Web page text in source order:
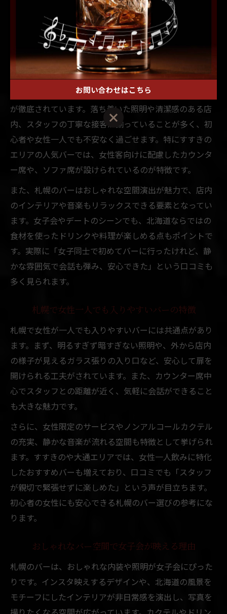
女子同士でも安心な札幌バーの選
女子が安心して楽しめる札幌のバー雰囲気とは
札幌のバーには、女子が安心して楽しめる雰囲気づくり
が徹底されています。落ち着いた照明や清潔感のある店
内、スタッフの丁寧な接客が揃っていることが多く、初
心者や女性一人でも不安なく過ごせます。特にすすきの
エリアの人気バーでは、女性客向けに配慮したカウンタ
ー席や、ソファ席が設けられているのが特徴です。
また、札幌のバーはおしゃれな空間演出が魅力で、店内
のインテリアや音楽もリラックスできる要素となってい
ます。女子会やデートのシーンでも、北海道ならではの
食材を使ったドリンクや料理が楽しめる点もポイントで
す。実際に「女子同士で初めてバーに行ったけれど、静
かな雰囲気で会話も弾み、安心できた」という口コミも
多く見られます。
札幌で女性一人でも入りやすいバーの特徴
札幌で女性が一人でも入りやすいバーには共通点があり
ます。まず、明るすぎず暗すぎない照明や、外から店内
の様子が見えるガラス張りの入り口など、安心して扉を
開けられる工夫がされています。また、カウンター席中
心でスタッフとの距離が近く、気軽に会話ができること
も大きな魅力です。
さらに、女性限定のサービスやノンアルコールカクテル
の充実、静かな音楽が流れる空間も特徴として挙げられ
ます。すすきのや大通エリアでは、女性一人飲みに特化
したおすすめバーも増えており、口コミでも「スタッフ
が親切で緊張せずに楽しめた」という声が目立ちます。
初心者の女性にも安心できる札幌のバー選びの参考にな
ります。
おしゃれなバー空間で女子会が映える理由
札幌のバーは、おしゃれな内装や照明が女子会にぴった
りです。インスタ映えするデザインや、北海道の風景を
モチーフにしたインテリアが非日常感を演出し、写真を
お問い合わせはこちら